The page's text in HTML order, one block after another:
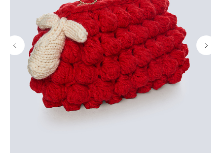
Удобная и безопасная оплата
Оплачивайте товар на сайте полностью картой
любого банка или частично через сервисы
«Долями» и Яндекс «Сплит».Подробнее